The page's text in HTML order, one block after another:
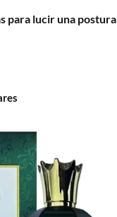
para lucir una